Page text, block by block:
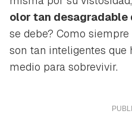
olor tan desagradable
se debe? Como
son tan inteligentes que
medio para sobrevivir.